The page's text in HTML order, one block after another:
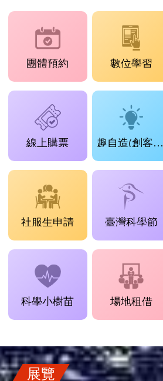
團體預約 數位學習
線上購票 趣自造(創客工場)
社服生申請 臺灣科學節
科學小樹苗 場地租借
展覽